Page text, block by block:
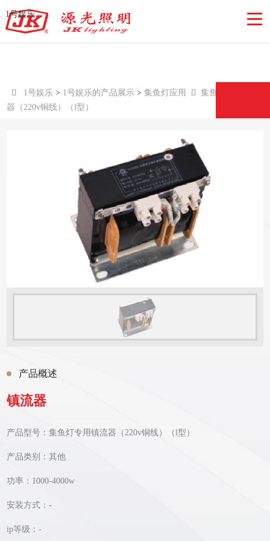
集鱼灯专用镇流器（220v铜线）（l
型）-1号娱乐
1号娱乐
 1号娱乐 > 1号娱乐的产品展示 >集鱼灯应用 
集鱼灯专用镇流
器（220v铜线）（l型）
产品概述
镇流器
产品型号：集鱼灯专用镇流器（220v铜线）（l型）
产品类别：其他
功率：1000-4000w
安装方式：-
ip等级：-